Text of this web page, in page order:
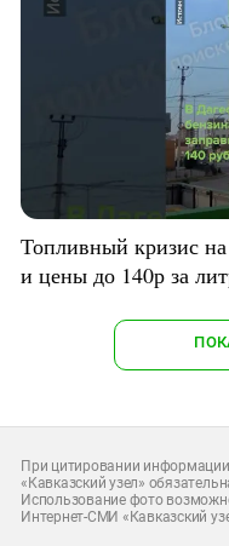
Топливный кризис
и цены до 140р за
При цитировании
«Кавказский узел»
Использование фото
Интернет-СМИ «Кавказский